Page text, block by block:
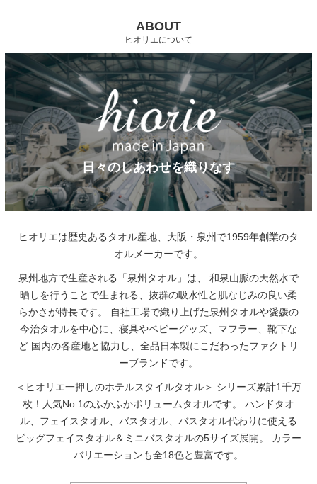
ABOUT
ヒオリエについて
日々のしあわせを織りなす
ヒオリエは歴史あるタオル産地、大阪・泉州で1959年創業のタ
オルメーカーです。
泉州地方で生産される「泉州タオル」は、
和泉山脈の天然水で
晒しを行うことで生まれる、抜群の吸水性と肌なじみの良い柔
らかさが特長です。
自社工場で織り上げた泉州タオルや愛媛の
今治タオルを中心に、寝具やベビーグッズ、マフラー、靴下な
ど 国内の各産地と協力し、全品日本製にこだわったファクトリ
ーブランドです。
＜ヒオリエ一押しのホテルスタイルタオル＞ シリーズ累計1千万
枚！人気No.1のふかふかボリュームタオルです。
ハンドタオ
ル、フェイスタオル、バスタオル、バスタオル代わりに使える
ビッグフェイスタオル＆ミニバスタオルの5サイズ展開。
カラー
バリエーションも全18色と豊富です。